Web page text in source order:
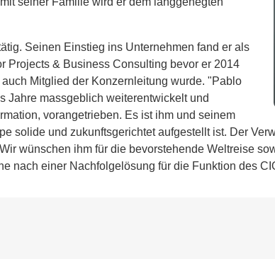
Seinen Einstieg ins Unternehmen fand er als
Projects & Business Consulting bevor er 2014
Mitglied der Konzernleitung wurde. "Pablo
Jahre massgeblich weiterentwickelt und
vorangetrieben. Es ist ihm und seinem
solide und zukunftsgerichtet aufgestellt ist. Der
wünschen ihm für die bevorstehende Weltreise
nach einer Nachfolgelösung für die Funktion des